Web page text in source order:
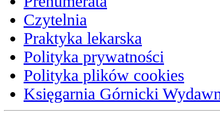
Czytelnia
Praktyka lekarska
Polityka prywatności
Polityka plików cookies
Księgarnia Górnicki